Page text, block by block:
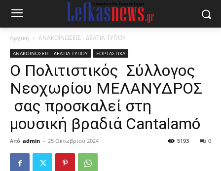
Αρχική ΑΝΑΚΟΙΝΩΣΕΙΣ - ΔΕΛΤΙΑ ΤΥΠΟΥ
ΑΝΑΚΟΙΝΩΣΕΙΣ - ΔΕΛΤΙΑ ΤΥΠΟΥ ΕΟΡΤΑΣΤΙΚΑ
Ο Πολιτιστικός Σύλλογος
Νεοχωρίου ΜΕΛΑΝΥΔΡΟΣ
σας προσκαλεί στη
μουσική βραδιά Cantalamó
Από admin - 25 Οκτωβρίου 2024 0
5193